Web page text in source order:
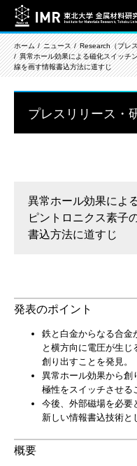
ホーム ニュース
Research（プレ
異常ホール効果による磁化スイッチ
線を画す情報書込方法に道すじ
プレスリリース・
異常ホール効果によ
ピントロニクス素子
書込方法に道すじ
発表のポイント
鉄と白金からなる合金
と横方向に電圧が生
創り出すことを発見。
異常ホール効果から創
極性をスイッチさせる
今後、外部磁場を必要
新しい情報書込技術と
概要